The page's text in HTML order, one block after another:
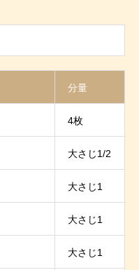
分量
4枚
大さじ1/2
大さじ1
大さじ1
大さじ1